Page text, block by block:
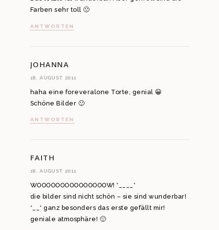
Farben sehr toll 🙂
ANTWORTEN
JOHANNA
18. AUGUST 2011
haha eine foreveralone Torte, genial 😀
Schöne Bilder 🙂
ANTWORTEN
FAITH
18. AUGUST 2011
WOOOOOOOOOOOOOOOW! *____*
die bilder sind nicht schön – sie sind wunderbar!
*__* ganz besonders das erste gefällt mir!
geniale atmosphäre! 🙂